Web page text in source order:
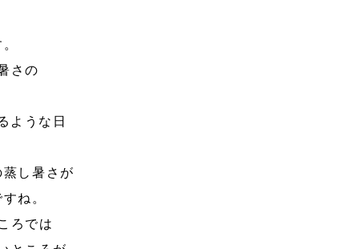
さの
ような日
し暑さが
ね。
ろでは